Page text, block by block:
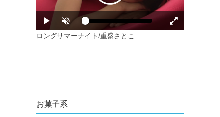
お菓子系